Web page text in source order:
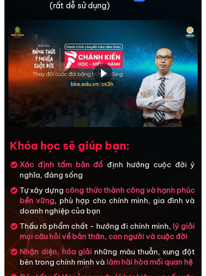
(rất dễ sử dụng)
Xác định tấm bản đồ định hướng cuộc đời ý
nghĩa, đáng sống
Tự xây dựng công thức thành công và hạnh phúc
bền vững, phù hợp cho chính mình, gia đình và
doanh nghiệp của bạn
Thấu rõ phẩm chất - hướng đi chính mình, lý giải
mọi câu hỏi về bản thân, con người và cuộc đời
Nhận diện, hóa giải những mâu thuẫn, xung đột
bên trong chính mình và làm hài hòa mối quan hệ
Khóa học sẽ giúp bạn: